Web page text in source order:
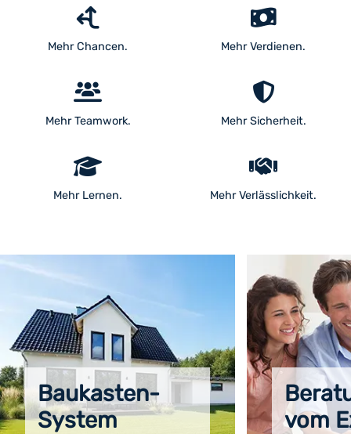
Mehr Chancen. Mehr Verdienen.
Mehr Teamwork. Mehr Sicherheit.
Mehr Lernen. Mehr Verlässlichkeit.
Baukasten-
System
vom